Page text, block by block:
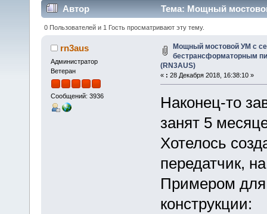
Автор
Тема: Мощный
(RN3AUS) (Прочитано 79993 раз)
0 Пользователей и 1 Гость просматривают эту тему.
rn3aus
Администратор
Ветеран
Сообщений: 3936
Мощный мостовой УМ с
бестрансформаторным
(RN3AUS)
« : 28 Декабря 2018, 16:38:10 »
Наконец-то
занят 5
Хотелось
передатчик,
Примером
конструкции: